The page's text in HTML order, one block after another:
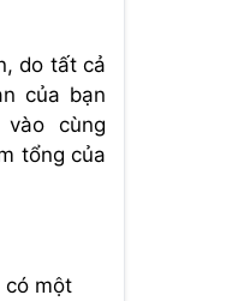
do tất cả
của bạn
cùng
tổng của
có một